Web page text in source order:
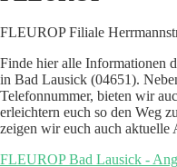
FLEUROP Filiale
Finde hier alle Informationen
in Bad Lausick (04651).
Telefonnummer, bieten wir
erleichtern euch so den Weg
zeigen wir euch auch
FLEUROP Bad Lausick -